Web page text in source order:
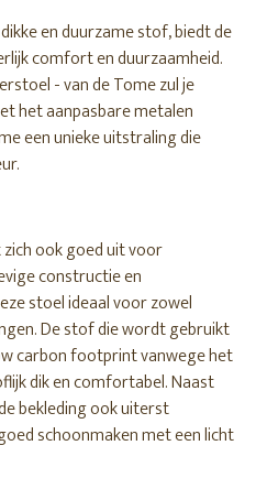
en duurzame stof, biedt de
comfort en duurzaamheid.
- van de Tome zul je
het aanpasbare metalen
een unieke uitstraling die
ook goed uit voor
constructie en
stoel ideaal voor zowel
De stof die wordt gebruikt
carbon footprint vanwege het
dik en comfortabel. Naast
bekleding ook uiterst
schoonmaken met een licht